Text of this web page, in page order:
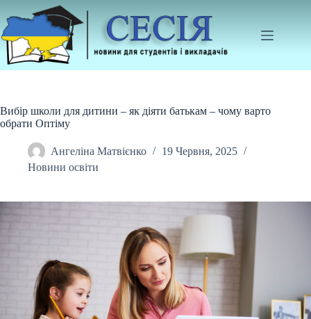
до
вмісту
Вибір школи для дитини – як діяти батькам – чому варто
обрати Оптіму
Ангеліна Матвієнко
19 Червня, 2025
Новини освіти